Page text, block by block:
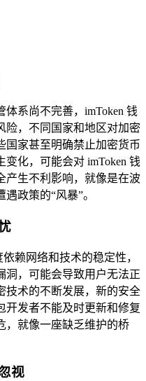
系尚不完善，imToken 钱
险，不同国家和地区对加密
国家甚至明确禁止加密货币
化，可能会对 imToken 钱
产生不利影响，就像是在波
政策的“风暴”。
赖网络和技术的稳定性，
洞，可能会导致用户无法正
技术的不断发展，新的安全
开发者不能及时更新和修复
，就像一座缺乏维护的桥
视